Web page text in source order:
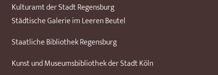
Kulturamt der Stadt Regensburg
Städtische Galerie im Leeren Beutel
Staatliche Bibliothek Regensburg
Kunst und Museumsbibliothek der Stadt Köln